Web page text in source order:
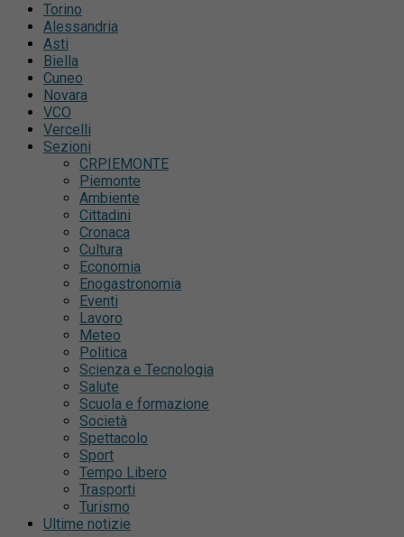
Torino
Alessandria
Asti
Biella
Cuneo
Novara
VCO
Vercelli
Sezioni
CRPIEMONTE
Piemonte
Ambiente
Cittadini
Cronaca
Cultura
Economia
Enogastronomia
Eventi
Lavoro
Meteo
Politica
Scienza e Tecnologia
Salute
Scuola e formazione
Società
Spettacolo
Sport
Tempo Libero
Trasporti
Turismo
Ultime notizie